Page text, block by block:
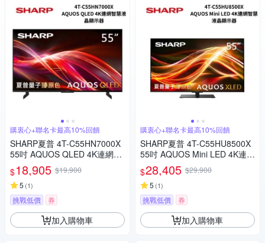
購衷心+聯名卡最高10%回饋
SHARP夏普 4T-C55HN7000X
55吋 AQUOS QLED 4K連網智
慧液晶顯示器
$18,905 $19,900
5 (1)
挑戰低價 券
加入購物車
購衷心+聯名卡最高10%回饋
SHARP夏普 4T-C55HU8500X
55吋 AQUOS Mini LED 4K連網
智慧液晶顯示器
$28,405 $29,900
5 (1)
挑戰低價 券
加入購物車